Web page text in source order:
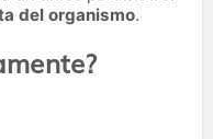
del organismo.